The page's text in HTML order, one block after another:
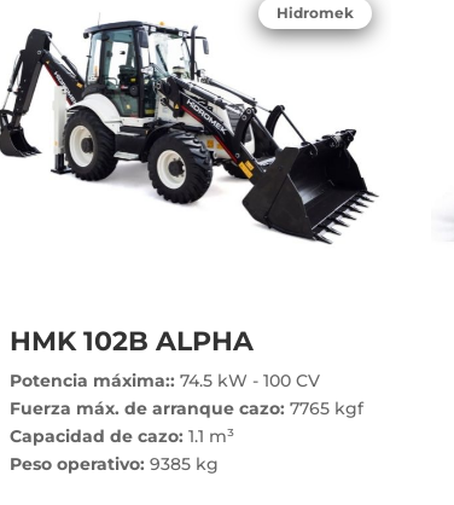
Hidromek
HMK 102B ALPHA
Potencia máxima:: 74.5 kW - 100 CV
Fuerza máx. de arranque cazo: 7765 kgf
Capacidad de cazo: 1.1 m³
Peso operativo: 9385 kg